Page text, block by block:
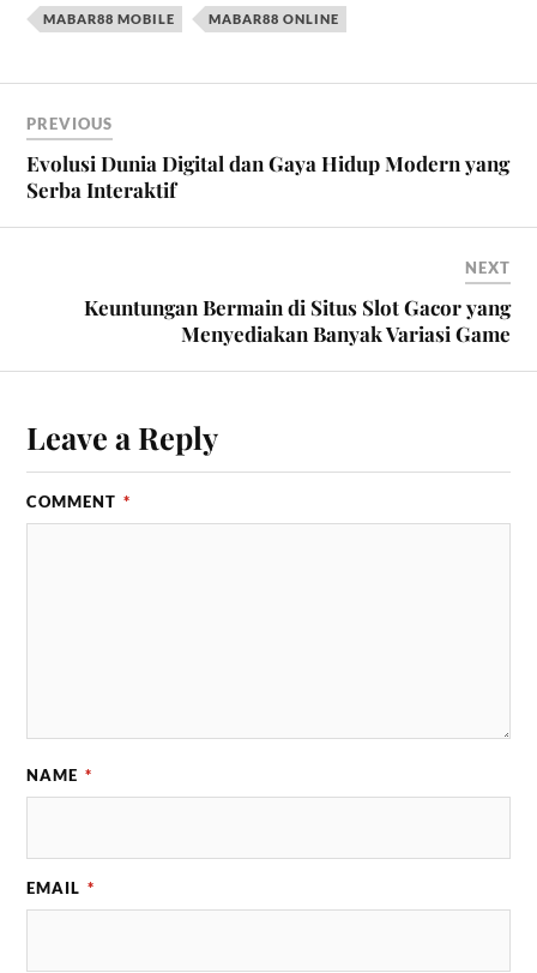
MABAR88 MOBILE MABAR88 ONLINE
PREVIOUS
Evolusi Dunia Digital dan Gaya Hidup Modern yang
Serba Interaktif
NEXT
Keuntungan Bermain di Situs Slot Gacor yang
Menyediakan Banyak Variasi Game
Leave a Reply
COMMENT *
NAME *
EMAIL *